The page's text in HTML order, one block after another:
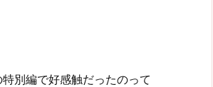
別編で好感触だったのって